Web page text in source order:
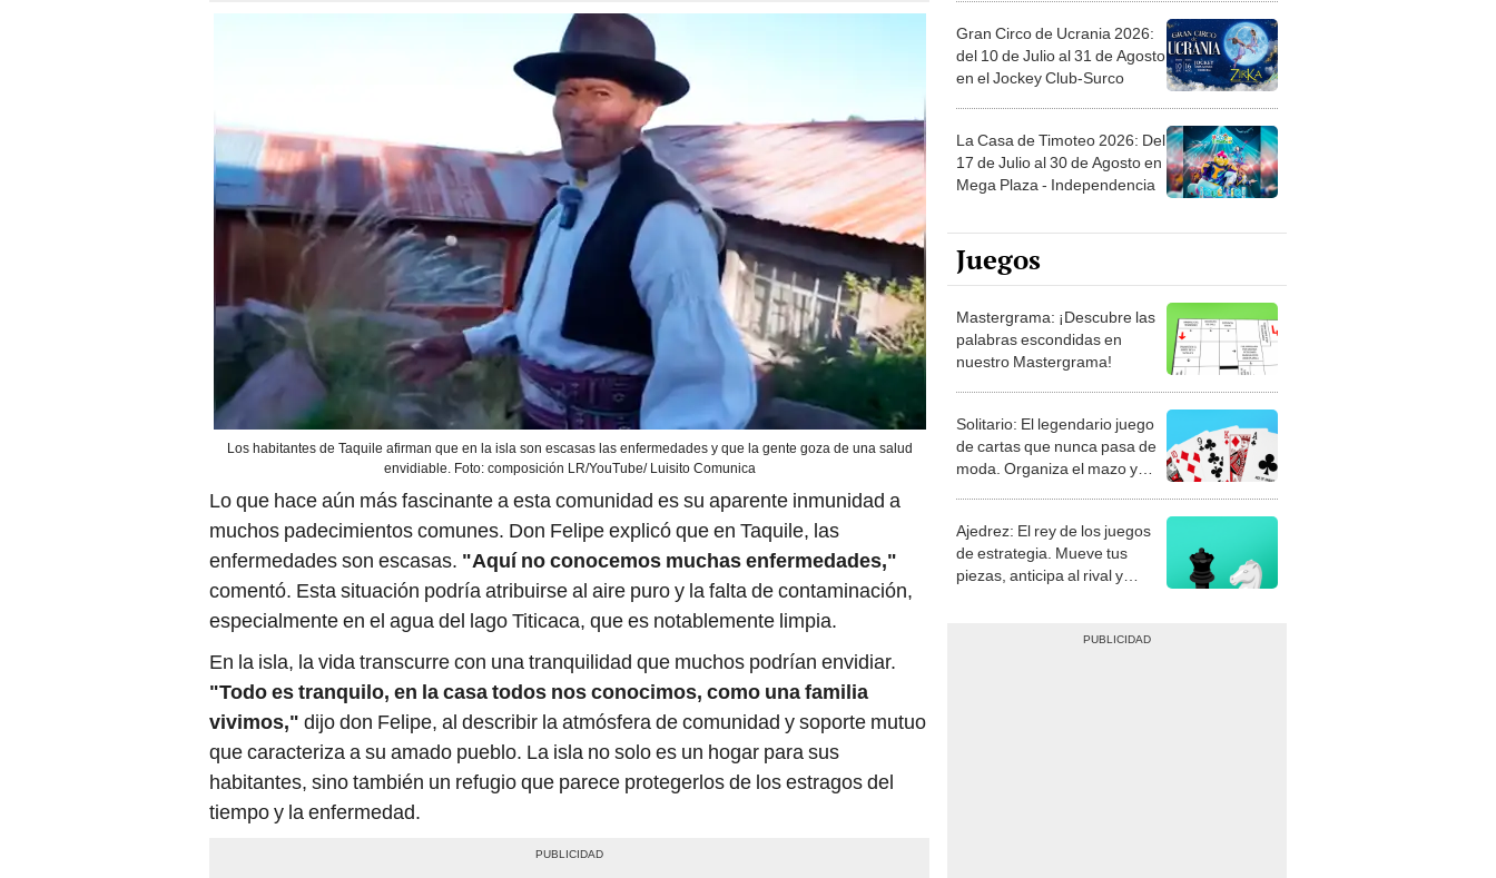
Los habitantes de Taquile afirman que en la isla son escasas las enfermedades y que la gente goza de una salud
envidiable. Foto: composición LR/YouTube/ Luisito Comunica
Lo que hace aún más fascinante a esta comunidad es su aparente inmunidad a
muchos padecimientos comunes. Don Felipe explicó que en Taquile, las
enfermedades son escasas. "Aquí no conocemos muchas enfermedades,"
comentó. Esta situación podría atribuirse al aire puro y la falta de contaminación,
especialmente en el agua del lago Titicaca, que es notablemente limpia.
En la isla, la vida transcurre con una tranquilidad que muchos podrían envidiar.
"Todo es tranquilo, en la casa todos nos conocimos, como una familia
vivimos," dijo don Felipe, al describir la atmósfera de comunidad y soporte mutuo
que caracteriza a su amado pueblo. La isla no solo es un hogar para sus
habitantes, sino también un refugio que parece protegerlos de los estragos del
tiempo y la enfermedad.
Gran Circo de Ucrania 2026:
del 10 de Julio al 31 de Agosto
en el Jockey Club-Surco
La Casa de Timoteo 2026: Del
17 de Julio al 30 de Agosto en
Mega Plaza - Independencia
Juegos
Mastergrama: ¡Descubre las
palabras escondidas en
nuestro Mastergrama!
Solitario: El legendario juego
de cartas que nunca pasa de
moda. Organiza el mazo y
Ajedrez: El rey de los juegos
de estrategia. Mueve tus
piezas, anticipa al rival y